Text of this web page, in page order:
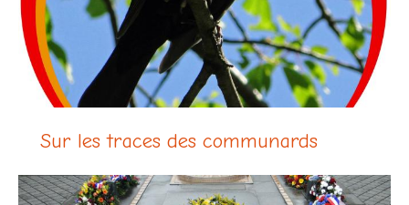
Sur les traces des communards